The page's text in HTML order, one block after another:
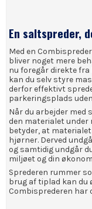
En saltspreder,
Med en
bliver noget mere
nu foregår direkte
kan du selv styre
derfor effektivt
parkeringsplads
Når du arbejder
den materialet under
betyder, at
hjørner. Derved
og samtidig undgår
miljøet og din
Sprederen rummer
brug af tiplad kan du
Combisprederen har